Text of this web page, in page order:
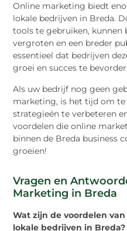
Online marketing biedt
lokale bedrijven in Breda.
tools te gebruiken, kunnen
vergroten en een breder
essentieel dat bedrijven
groei en succes te
Als uw bedrijf nog geen
marketing, is het tijd om
strategieën te verbeteren
voordelen die online
binnen de Breda business
groeien!
Vragen en
Marketing in Breda
Wat zijn de voordelen
lokale bedrijven in Breda?